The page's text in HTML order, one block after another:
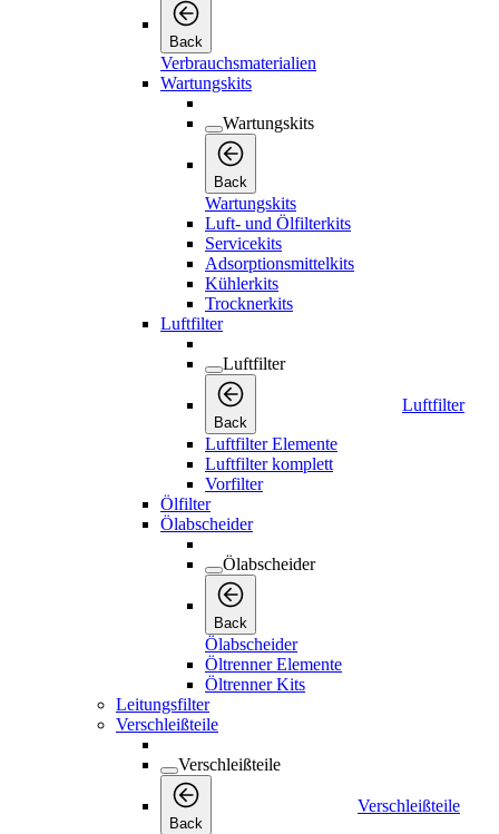
Back
Verbrauchsmaterialien
Wartungskits
Wartungskits
Back
Wartungskits
Luft- und Ölfilterkits
Servicekits
Adsorptionsmittelkits
Kühlerkits
Trocknerkits
Luftfilter
Luftfilter
Back
Luftfilter
Luftfilter Elemente
Luftfilter komplett
Vorfilter
Ölfilter
Ölabscheider
Ölabscheider
Back
Ölabscheider
Öltrenner Elemente
Öltrenner Kits
Leitungsfilter
Verschleißteile
Verschleißteile
Back
Verschleißteile